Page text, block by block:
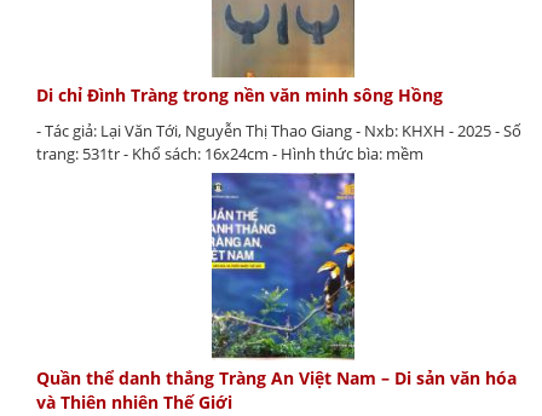
Di chỉ Đình Tràng trong nền văn minh sông Hồng
- Tác giả: Lại Văn Tới, Nguyễn Thị Thao Giang - Nxb: KHXH - 2025 - Số
trang: 531tr - Khổ sách: 16x24cm - Hình thức bìa: mềm
Quần thể danh thắng Tràng An Việt Nam – Di sản văn hóa
và Thiên nhiên Thế Giới